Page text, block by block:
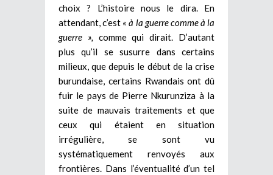
choix ? L’histoire nous le dira. En
attendant, c’est « à la guerre comme à la
guerre », comme qui dirait. D’autant
plus qu’il se susurre dans certains
milieux, que depuis le début de la crise
burundaise, certains Rwandais ont dû
fuir le pays de Pierre Nkurunziza à la
suite de mauvais traitements et que
ceux qui étaient en situation
irrégulière, se sont vu
systématiquement renvoyés aux
frontières. Dans l’éventualité d’un tel